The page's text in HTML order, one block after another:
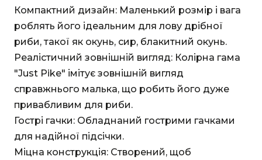
Компактний дизайн: Маленький розмір і вага
роблять його ідеальним для лову дрібної
риби, такої як окунь, сир, блакитний окунь.
Реалістичний зовнішній вигляд: Колірна гама
"Just Pike" імітує зовнішній вигляд
справжнього малька, що робить його дуже
привабливим для риби.
Гострі гачки: Обладнаний гострими гачками
для надійної підсічки.
Міцна конструкція: Створений, щоб